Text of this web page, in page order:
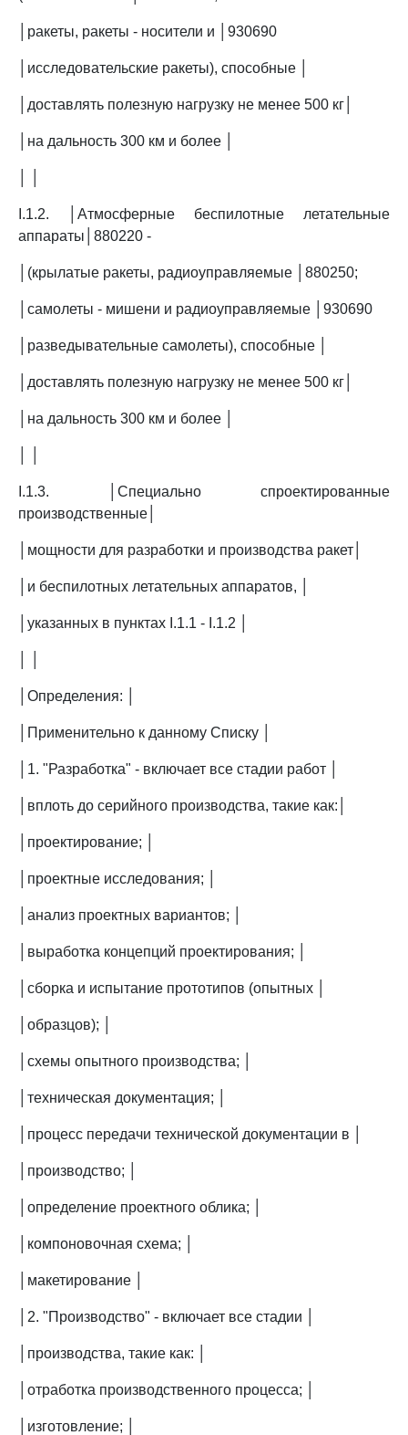
│ракеты, ракеты - носители и │930690
│исследовательские ракеты), способные │
│доставлять полезную нагрузку не менее 500 кг│
│на дальность 300 км и более │
I.1.2. │Атмосферные беспилотные летательные
аппараты│880220 -
│(крылатые ракеты, радиоуправляемые │880250;
│самолеты - мишени и радиоуправляемые │930690
│разведывательные самолеты), способные │
│доставлять полезную нагрузку не менее 500 кг│
│на дальность 300 км и более │
I.1.3. │Специально спроектированные
производственные│
│мощности для разработки и производства ракет│
│и беспилотных летательных аппаратов, │
│указанных в пунктах I.1.1 - I.1.2 │
│Определения: │
│Применительно к данному Списку │
│1. "Разработка" - включает все стадии работ │
│вплоть до серийного производства, такие как:│
│проектирование; │
│проектные исследования; │
│анализ проектных вариантов; │
│выработка концепций проектирования; │
│сборка и испытание прототипов (опытных │
│образцов); │
│схемы опытного производства; │
│техническая документация; │
│процесс передачи технической документации в │
│производство; │
│определение проектного облика; │
│компоновочная схема; │
│макетирование │
│2. "Производство" - включает все стадии │
│производства, такие как: │
│отработка производственного процесса; │
│изготовление; │